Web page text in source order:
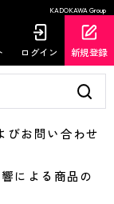
KADOKAWA Group
ログイン 新規登録
お問い合わせ
による商品の